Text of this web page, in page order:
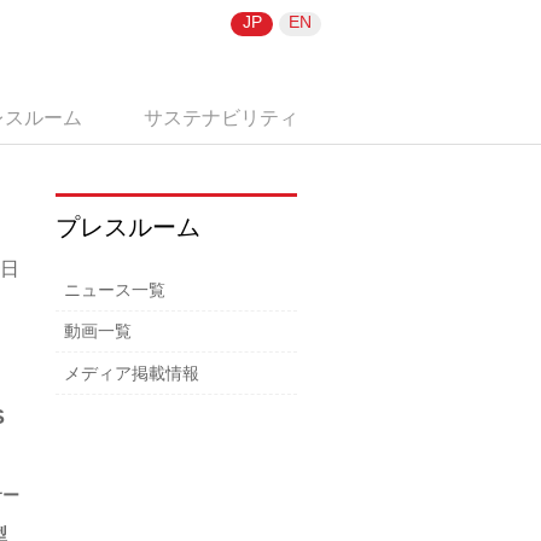
スルーム サステナビリティ
JP EN
プレスルーム
ニュース一覧
動画一覧
メディア掲載情報